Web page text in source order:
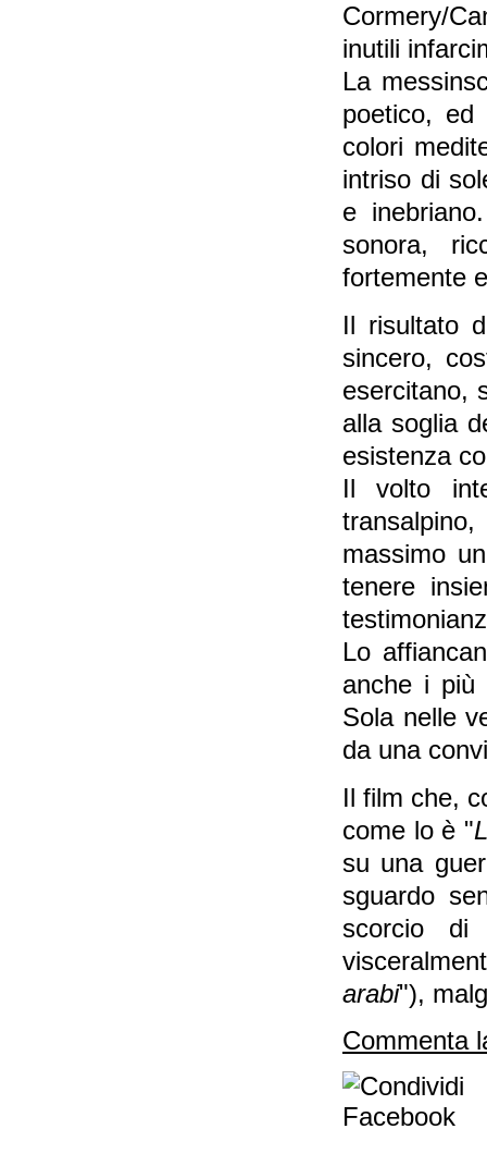
Cormery/
inutili
La
poetico,
colori
intriso di
e
sonora,
fortemente
Il risultato
sincero,
esercitano,
alla soglia
esistenza
Il volto
massimo
tenere
Lo
anche i più
Sola nelle
da una
Il film che,
come lo è "
su una
sguardo
scorcio di
arabi"),
Commenta